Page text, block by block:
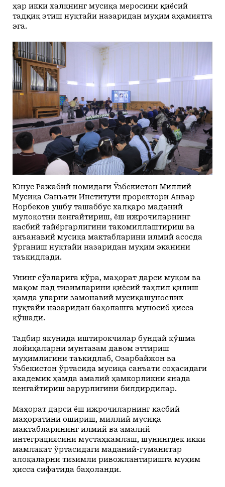
ҳар икки халқнинг мусиқа меросини қиёсий
тадқиқ этиш нуқтайи назаридан муҳим аҳамиятга
эга.
Юнус Ражабий номидаги Ўзбекистон Миллий
Мусиқа Санъати Институти проректори Анвар
Норбеков ушбу ташаббус халқаро маданий
мулоқотни кенгайтириш, ёш ижрочиларнинг
касбий тайёргарлигини такомиллаштириш ва
анъанавий мусиқа мактабларини илмий асосда
ўрганиш нуқтайи назаридан муҳим эканини
таъкидлади.
Унинг сўзларига кўра, маҳорат дарси муқом ва
мақом лад тизимларини қиёсий таҳлил қилиш
ҳамда уларни замонавий мусиқашунослик
нуқтайи назаридан баҳолашга муносиб ҳисса
қўшади.
Тадбир якунида иштирокчилар бундай қўшма
лойиҳаларни мунтазам давом эттириш
муҳимлигини таъкидлаб, Озарбайжон ва
Ўзбекистон ўртасида мусиқа санъати соҳасидаги
академик ҳамда амалий ҳамкорликни янада
кенгайтириш зарурлигини билдирдилар.
Маҳорат дарси ёш ижрочиларнинг касбий
маҳоратини ошириш, миллий мусиқа
мактабларининг илмий ва амалий
интеграциясини мустаҳкамлаш, шунингдек икки
мамлакат ўртасидаги маданий-гуманитар
алоқаларни тизимли ривожлантиришга муҳим
ҳисса сифатида баҳоланди.